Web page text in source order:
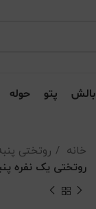
بالش پتو حوله
خانه روتختی
روتختی یک نفره